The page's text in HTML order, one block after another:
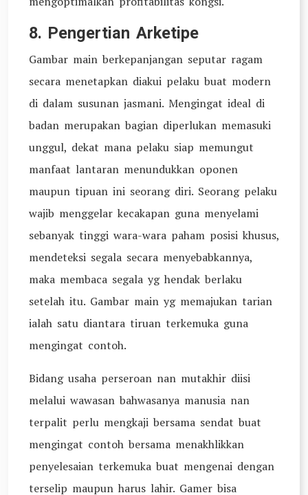
8. Pengertian Arketipe
Gambar main berkepanjangan seputar ragam
secara menetapkan diakui pelaku buat modern
di dalam susunan jasmani. Mengingat ideal di
badan merupakan bagian diperlukan memasuki
unggul, dekat mana pelaku siap memungut
manfaat lantaran menundukkan oponen
maupun tipuan ini seorang diri. Seorang pelaku
wajib menggelar kecakapan guna menyelami
sebanyak tinggi wara-wara paham posisi khusus,
mendeteksi segala secara menyebabkannya,
maka membaca segala yg hendak berlaku
setelah itu. Gambar main yg memajukan tarian
ialah satu diantara tiruan terkemuka guna
mengingat contoh.
Bidang usaha perseroan nan mutakhir diisi
melalui wawasan bahwasanya manusia nan
terpalit perlu mengkaji bersama sendat buat
mengingat contoh bersama menakhlikkan
penyelesaian terkemuka buat mengenai dengan
terselip maupun harus lahir. Gamer bisa